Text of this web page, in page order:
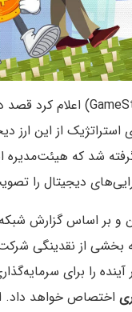
از این ارز
شد که هیئت‌مدیره
دیجیتال را
بخشی از نقدینگی
را برای
اختصاص خواهد داد.